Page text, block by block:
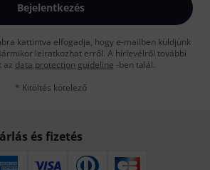
Bejelentkezés
kattintva elfogadja, hogy e-mailben küldjünk
leiratkozhat erről. A hírlevélről további
az data protection guideline -ben talál.
* Kitöltés kötelező
és fizetés